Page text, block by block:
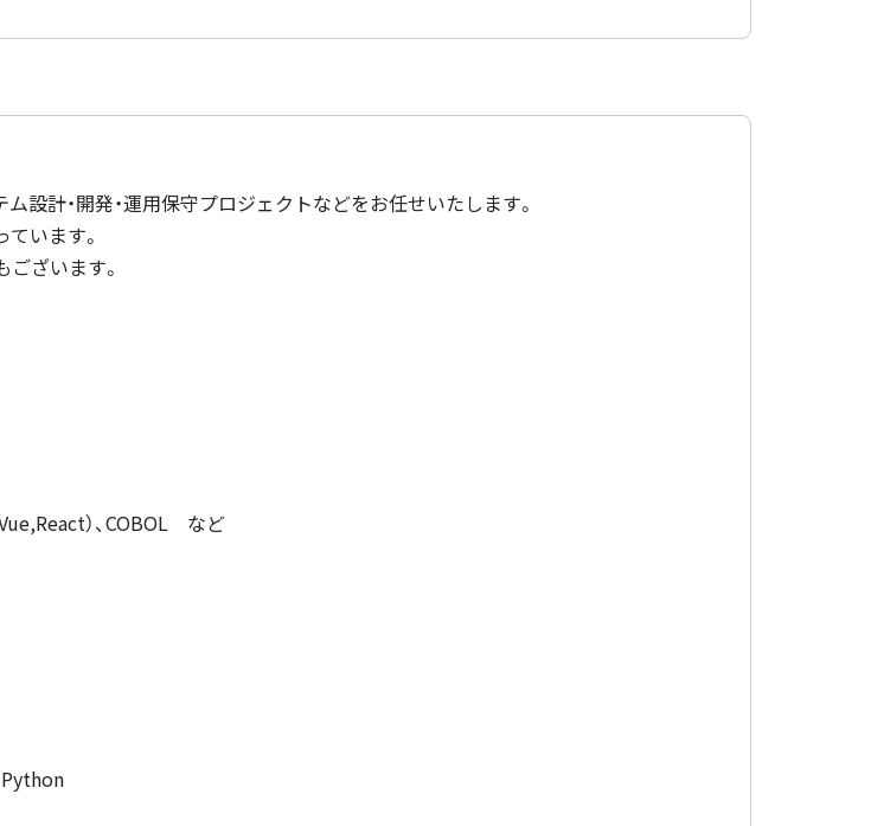
設計・開発・運用保守プロジェクトなどをお任せいたします。
います。
ざいます。
Vue,React）、COBOL など
Python